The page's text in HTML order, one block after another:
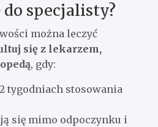
do specjalisty?
można leczyć
się z lekarzem,
, gdy:
tygodniach stosowania
się mimo odpoczynku i